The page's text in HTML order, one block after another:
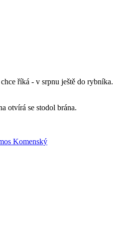
říká - v srpnu ještě do rybníka.
otvírá se stodol brána.
Komenský